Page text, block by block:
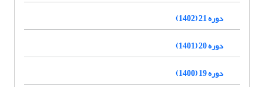
دوره 21 (1402)
دوره 20 (1401)
دوره 19 (1400)